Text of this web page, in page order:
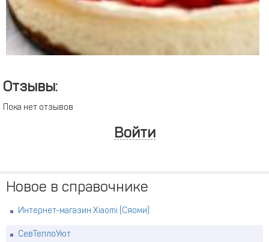
Отзывы:
Пока нет отзывов
Войти
Новое в справочнике
Интернет-магазин Xiaomi (Сяоми)
СевТеплоУют